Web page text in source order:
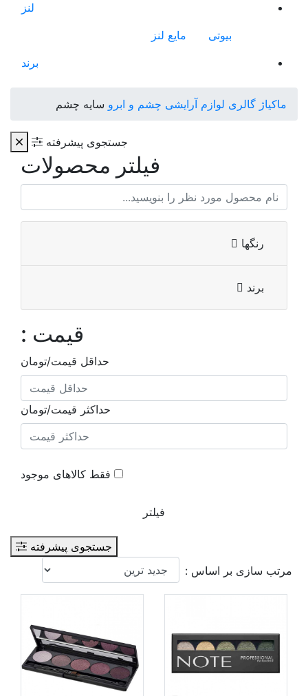
لنز
بیوتی
مایع لنز
برند
ماکیاژ گالری لوازم آرایشی چشم و ابرو سایه چشم
جستجوی پیشرفته
فیلتر محصولات
رنگها
برند
قیمت :
حداقل قیمت/تومان
حداکثر قیمت/تومان
فقط کالاهای موجود
فیلتر
جستجوی پیشرفته
مرتب سازی بر اساس :